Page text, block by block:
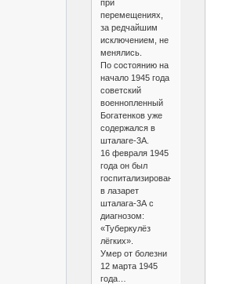
при
перемещениях,
за редчайшим
исключением, не
менялись.
По состоянию на
начало 1945 года
советский
военнопленный
Богатенков уже
содержался в
шталаге-3А.
16 февраля 1945
года он был
госпитализирован
в лазарет
шталага-3А с
диагнозом:
«Туберкулёз
лёгких».
Умер от болезни
12 марта 1945
года…